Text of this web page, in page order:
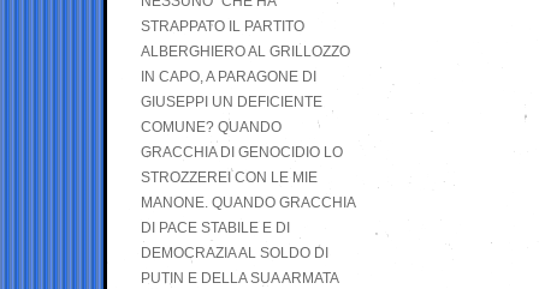
STRAPPATO IL PARTITO
ALBERGHIERO AL GRILLOZZO
IN CAPO, A PARAGONE DI
GIUSEPPI UN DEFICIENTE
COMUNE? QUANDO
GRACCHIA DI GENOCIDIO LO
STROZZEREI CON LE MIE
MANONE. QUANDO GRACCHIA
DI PACE STABILE E DI
DEMOCRAZIA AL SOLDO DI
PUTIN E DELLA SUA ARMATA